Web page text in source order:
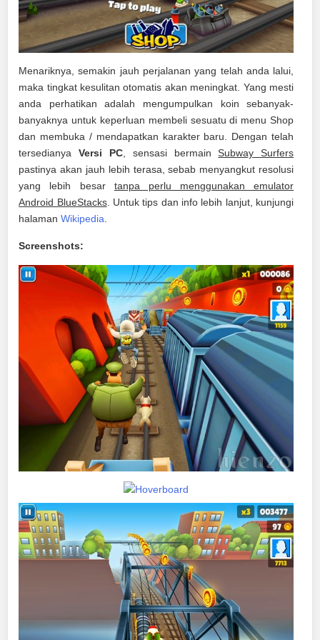
Menariknya, semakin jauh perjalanan yang telah anda lalui,
maka tingkat kesulitan otomatis akan meningkat. Yang mesti
anda perhatikan adalah mengumpulkan koin sebanyak-
banyaknya untuk keperluan membeli sesuatu di menu Shop
dan membuka / mendapatkan karakter baru. Dengan telah
tersedianyaVersi PC, sensasi bermainSubway Surfers
pastinya akan jauh lebih terasa, sebab menyangkut resolusi
yang lebih besar tanpa perlu menggunakan emulator
Android BlueStacks. Untuk tips dan info lebih lanjut, kunjungi
halamanWikipedia
Screenshots: